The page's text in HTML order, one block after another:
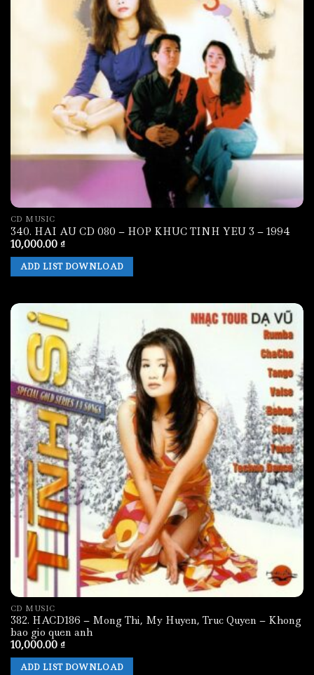
CD MUSIC
340. HAI AU CD 080 – HOP KHUC TINH YEU 3 – 1994
10,000.00 ₫
ADD LIST DOWNLOAD
CD MUSIC
382. HACD186 – Mong Thi, My Huyen, Truc Quyen – Khong
bao gio quen anh
10,000.00 ₫
ADD LIST DOWNLOAD